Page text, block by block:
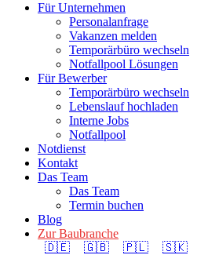
Für Unternehmen
Personalanfrage
Vakanzen melden
Temporärbüro wechseln
Notfallpool Lösungen
Für Bewerber
Temporärbüro wechseln
Lebenslauf hochladen
Interne Jobs
Notfallpool
Notdienst
Kontakt
Das Team
Das Team
Termin buchen
Blog
Zur Baubranche
🇩🇪
🇬🇧 🇵🇱 🇸🇰